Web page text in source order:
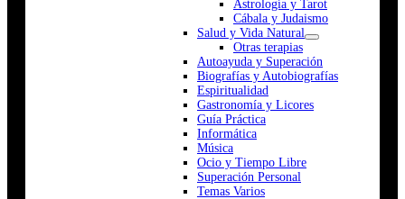
Astrología y Tarot
Cábala y Judaismo
Salud y Vida Natural
Otras terapias
Autoayuda y Superación
Biografías y Autobiografías
Espiritualidad
Gastronomía y Licores
Guía Práctica
Informática
Música
Ocio y Tiempo Libre
Superación Personal
Temas Varios